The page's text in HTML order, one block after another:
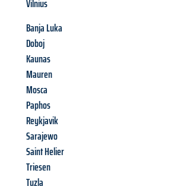
Vilnius
Banja Luka
Doboj
Kaunas
Mauren
Mosca
Paphos
Reykjavik
Sarajewo
Saint Helier
Triesen
Tuzla